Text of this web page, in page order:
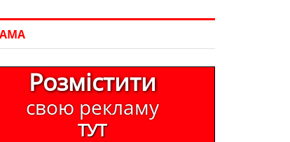
Розмістити
свою рекламу
ТУТ